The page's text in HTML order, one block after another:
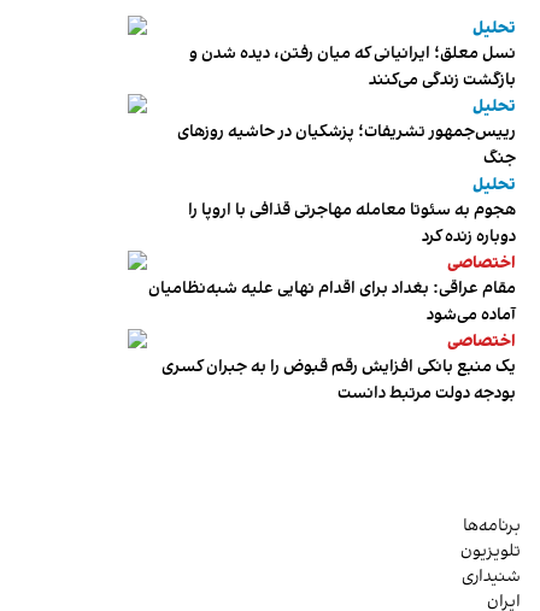
تحلیل
نسل معلق؛ ایرانیانی که میان رفتن، دیده شدن و
بازگشت زندگی می‌کنند
تحلیل
رییس‌جمهور تشریفات؛ پزشکیان در حاشیه روزهای
جنگ
تحلیل
هجوم به سئوتا معامله مهاجرتی قذافی با اروپا را
دوباره زنده کرد
اختصاصی
مقام عراقی: بغداد برای اقدام نهایی علیه شبه‌نظامیان
آماده می‌شود
اختصاصی
یک منبع بانکی افزایش رقم قبوض را به جبران کسری
بودجه دولت مرتبط دانست
برنامه‌ها
تلویزیون
شنیداری
ایران